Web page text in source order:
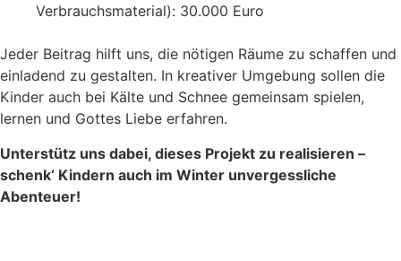
Verbrauchsmaterial): 30.000 Euro
Jeder Beitrag hilft uns, die nötigen Räume zu schaffen und
einladend zu gestalten. In kreativer Umgebung sollen die
Kinder auch bei Kälte und Schnee gemeinsam spielen,
lernen und Gottes Liebe erfahren.
Unterstütz uns dabei, dieses Projekt zu realisieren –
schenk‘ Kindern auch im Winter unvergessliche
Abenteuer!